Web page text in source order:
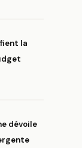
la
dévoile